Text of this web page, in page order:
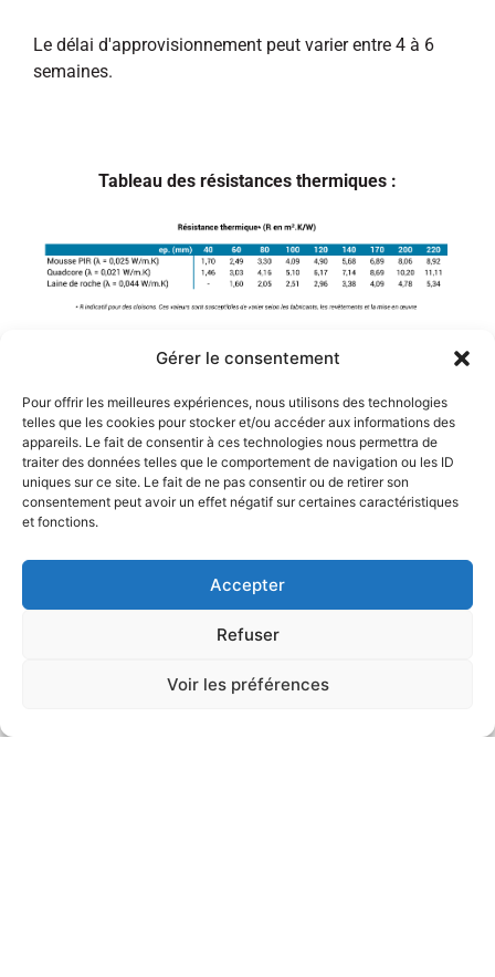
Gérer le consentement
Pour offrir les meilleures expériences, nous utilisons des technologies
telles que les cookies pour stocker et/ou accéder aux informations des
appareils. Le fait de consentir à ces technologies nous permettra de
traiter des données telles que le comportement de navigation ou les ID
uniques sur ce site. Le fait de ne pas consentir ou de retirer son
consentement peut avoir un effet négatif sur certaines caractéristiques
et fonctions.
Accepter
Refuser
Voir les préférences
Le délai d'approvisionnement peut varier entre 4 à 6
semaines.
Tableau des résistances thermiques :
Tableau de définition des ambiances :